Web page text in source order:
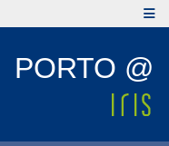
PORTO @